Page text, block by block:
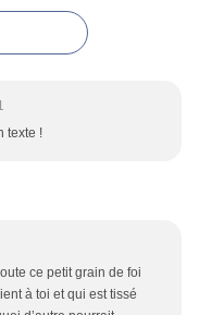
texte !
ce petit grain de foi
à toi et qui est tissé